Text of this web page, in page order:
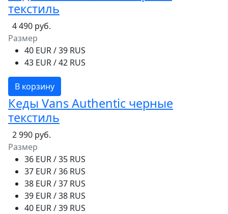
текстиль
4 490 руб.
Размер
40 EUR / 39 RUS
43 EUR / 42 RUS
В корзину
Кеды Vans Authentic черные
текстиль
2 990 руб.
Размер
36 EUR / 35 RUS
37 EUR / 36 RUS
38 EUR / 37 RUS
39 EUR / 38 RUS
40 EUR / 39 RUS